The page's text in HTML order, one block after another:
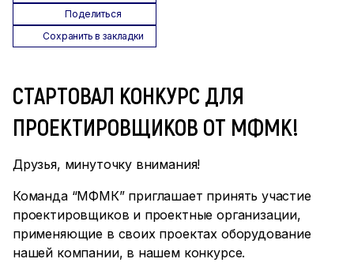
Поделиться
Сохранить в закладки
СТАРТОВАЛ КОНКУРС ДЛЯ
ПРОЕКТИРОВЩИКОВ ОТ МФМК!
Друзья, минуточку внимания!
Команда “МФМК” приглашает принять участие
проектировщиков и проектные организации,
применяющие в своих проектах оборудование
нашей компании, в нашем конкурсе.